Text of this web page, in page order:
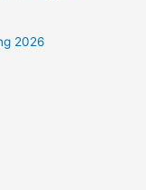
2026